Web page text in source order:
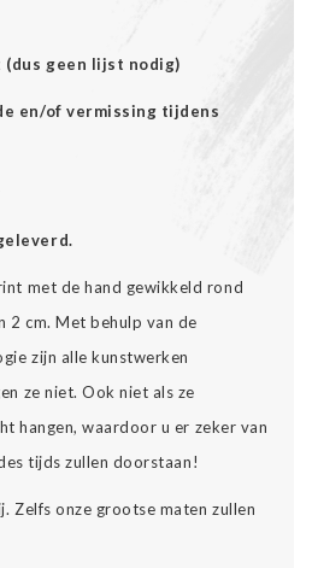
geen lijst nodig)
en/of vermissing tijdens
met de hand gewikkeld rond
2 cm. Met behulp van de
zijn alle kunstwerken
ze niet. Ook niet als ze
hangen, waardoor u er zeker van
tijds zullen doorstaan!
Zelfs onze grootse maten zullen